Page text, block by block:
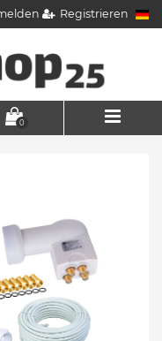
Registrieren
0